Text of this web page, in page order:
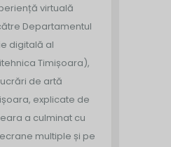
virtuală
Departamentul
digitală al
Timișoara),
de artă
explicate de
a culminat cu
multiple și pe